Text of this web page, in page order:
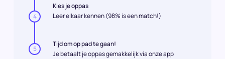
4
Kies je oppas
Leer elkaar kennen (98% is een match!)
5
Tijd om op pad te gaan!
Je betaalt je oppas gemakkelijk via onze app